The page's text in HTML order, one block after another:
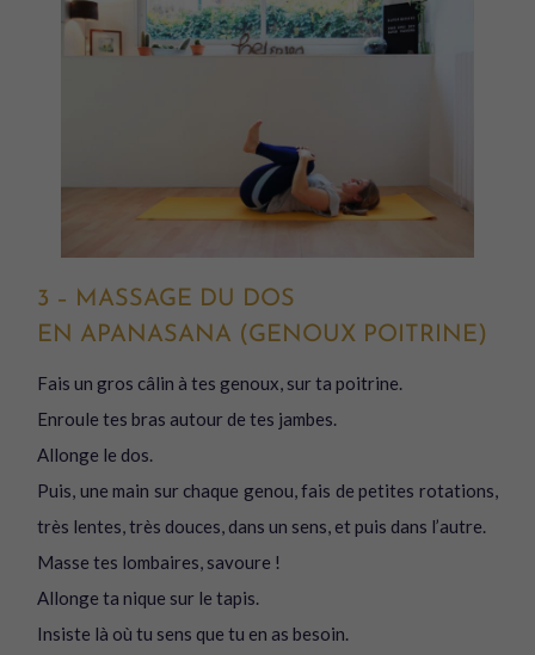
3 – MASSAGE DU DOS
EN APANASANA (GENOUX POITRINE)
Fais un gros câlin à tes genoux, sur ta poitrine.
Enroule tes bras autour de tes jambes.
Allonge le dos.
Puis, une main sur chaque genou, fais de petites rotations,
très lentes, très douces, dans un sens, et puis dans l’autre.
Masse tes lombaires, savoure !
Allonge ta nique sur le tapis.
Insiste là où tu sens que tu en as besoin.